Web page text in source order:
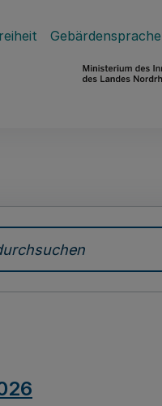
Gebärdensprache